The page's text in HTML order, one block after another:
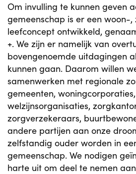
Om invulling te kunnen geven
gemeenschap is er een woon-
leefconcept ontwikkeld,
+. We zijn er namelijk van
bovengenoemde uitdagingen
kunnen gaan. Daarom willen
samenwerken met regionale
gemeenten, woningcorporaties,
welzijnsorganisaties,
zorgverzekeraars,
andere partijen aan onze
zelfstandig ouder worden in
gemeenschap. We nodigen
harte uit om deel te nemen